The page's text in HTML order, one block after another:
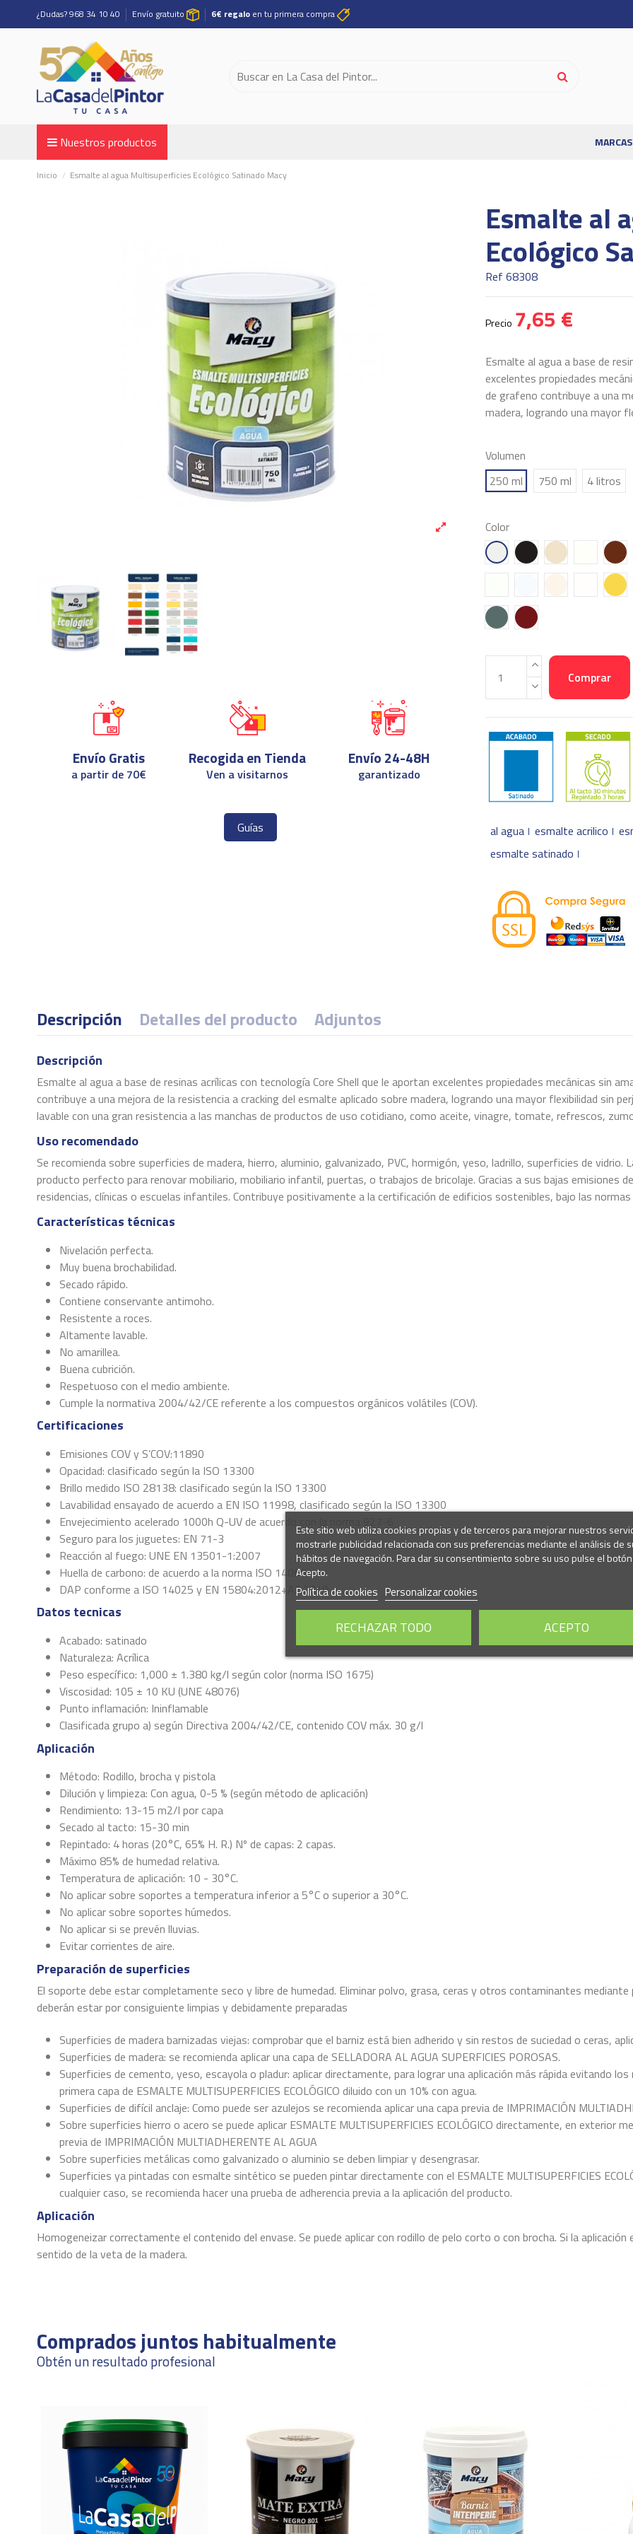
¿Dudas? 968 34 10 40 Envío gratuito 6€ regalo en tu primera compra
Nuestros productos MARCAS
Inicio Esmalte al agua Multisuperficies Ecológico Satinado Macy
Esmalte al
Ecológico
Ref 68308
Precio 7,65 €
Esmalte al agua a base de
excelentes propiedades
de grafeno contribuye a una
madera, logrando una mayor
Volumen
250 ml
750 ml 4 litros
Color
E01 BlancoE02 NegroE03 MARFIL
E04
E17 CONCHA
E18
E29 BASALTOE30 CEREZA
Comprar
al agua esmalte acrilico
esmalte satinado
Envío Gratis
a partir de 70€
Recogida en Tienda
Ven a visitarnos
Envío 24-48H
garantizado
Guías
Descripción Detalles del producto Adjuntos
Descripción
Esmalte al agua a base de resinas acrílicas con tecnología Core Shell que le aportan excelentes propiedades mecánicas sin
contribuye a una mejora de la resistencia a cracking del esmalte aplicado sobre madera, logrando una mayor flexibilidad sin
lavable con una gran resistencia a las manchas de productos de uso cotidiano, como aceite, vinagre, tomate, refrescos,
Uso recomendado
Se recomienda sobre superficies de madera, hierro, aluminio, galvanizado, PVC, hormigón, yeso, ladrillo, superficies de vidrio.
producto perfecto para renovar mobiliario, mobiliario infantil, puertas, o trabajos de bricolaje. Gracias a sus bajas emisiones
residencias, clínicas o escuelas infantiles. Contribuye positivamente a la certificación de edificios sostenibles, bajo las normas
Características técnicas
Nivelación perfecta.
Muy buena brochabilidad.
Secado rápido.
Contiene conservante antimoho.
Resistente a roces.
Altamente lavable.
No amarillea.
Buena cubrición.
Respetuoso con el medio ambiente.
Cumple la normativa 2004/42/CE referente a los compuestos orgánicos volátiles (COV).
Certificaciones
Emisiones COV y S’COV:11890
Opacidad: clasificado según la ISO 13300
Brillo medido ISO 28138: clasificado según la ISO 13300
Lavabilidad ensayado de acuerdo a EN ISO 11998, clasificado según la ISO 13300
Envejecimiento acelerado 1000h Q-UV de acuerdo con la norma 927-6
Seguro para los juguetes: EN 71-3
Reacción al fuego: UNE EN 13501-1:2007
Huella de carbono: de acuerdo a la norma ISO 14067
DAP conforme a ISO 14025 y EN 15804:2012+A2:2019
Datos tecnicas
Acabado: satinado
Naturaleza: Acrílica
Peso específico: 1,000 ± 1.380 kg/l según color (norma ISO 1675)
Viscosidad: 105 ± 10 KU (UNE 48076)
Punto inflamación: Ininflamable
Clasificada grupo a) según Directiva 2004/42/CE, contenido COV máx. 30 g/l
Aplicación
Método: Rodillo, brocha y pistola
Dilución y limpieza: Con agua, 0-5 % (según método de aplicación)
Rendimiento: 13-15 m2/l por capa
Secado al tacto: 15-30 min
Repintado: 4 horas (20°C, 65% H. R.) Nº de capas: 2 capas.
Máximo 85% de humedad relativa.
Temperatura de aplicación: 10 - 30°C.
No aplicar sobre soportes a temperatura inferior a 5°C o superior a 30°C.
No aplicar sobre soportes húmedos.
No aplicar si se prevén lluvias.
Evitar corrientes de aire.
Preparación de superficies
El soporte debe estar completamente seco y libre de humedad. Eliminar polvo, grasa, ceras y otros contaminantes
deberán estar por consiguiente limpias y debidamente preparadas
Superficies de madera barnizadas viejas: comprobar que el barniz está bien adherido y sin restos de suciedad o ceras,
Superficies de madera: se recomienda aplicar una capa de SELLADORA AL AGUA SUPERFICIES POROSAS.
Superficies de cemento, yeso, escayola o pladur: aplicar directamente, para lograr una aplicación más rápida evitando
primera capa de ESMALTE MULTISUPERFICIES ECOLÓGICO diluido con un 10% con agua.
Superficies de difícil anclaje: Como puede ser azulejos se recomienda aplicar una capa previa de IMPRIMACIÓN
Sobre superficies hierro o acero se puede aplicar ESMALTE MULTISUPERFICIES ECOLÓGICO directamente, en exterior
previa de IMPRIMACIÓN MULTIADHERENTE AL AGUA
Sobre superficies metálicas como galvanizado o aluminio se deben limpiar y desengrasar.
Superficies ya pintadas con esmalte sintético se pueden pintar directamente con el ESMALTE MULTISUPERFICIES
cualquier caso, se recomienda hacer una prueba de adherencia previa a la aplicación del producto.
Aplicación
Homogeneizar correctamente el contenido del envase. Se puede aplicar con rodillo de pelo corto o con brocha. Si la
sentido de la veta de la madera.
Secado al tacto
Comprados juntos habitualmente
Obtén un resultado profesional
Este sitio web utiliza cookies propias y de terceros para mejorar nuestros
mostrarle publicidad relacionada con sus preferencias mediante el análisis de
hábitos de navegación. Para dar su consentimiento sobre su uso pulse el botón
Acepto.
Política de cookies Personalizar cookies
RECHAZAR TODO ACEPTO